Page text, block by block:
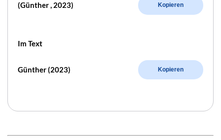
(Günther , 2023) Kopieren
Im Text
Günther (2023) Kopieren